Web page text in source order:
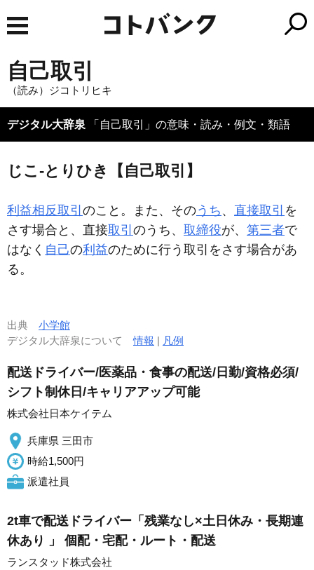
自己取引
（読み）ジコトリヒキ
デジタル大辞泉 「自己取引」の意味・読み・例文・類語
じこ‐とりひき【自己取引】
利益相反取引 のこと。また、そのうち 、 直接取引 を
さす場合と、直接取引 のうち、 取締役が、 第三者で
はなく 自己の利益のために行う取引をさす場合があ
る。
出典 小学館
デジタル大辞泉について情報 | 凡例
配送ドライバー/医薬品・食事の配送/日勤/資格必須/
シフト制休日/キャリアアップ可能
株式会社日本ケイテム
兵庫県 三田市
時給1,500円
派遣社員
2t車で配送ドライバー「残業なし×土日休み・長期連
休あり 」 個配・宅配・ルート・配送
ランスタッド株式会社